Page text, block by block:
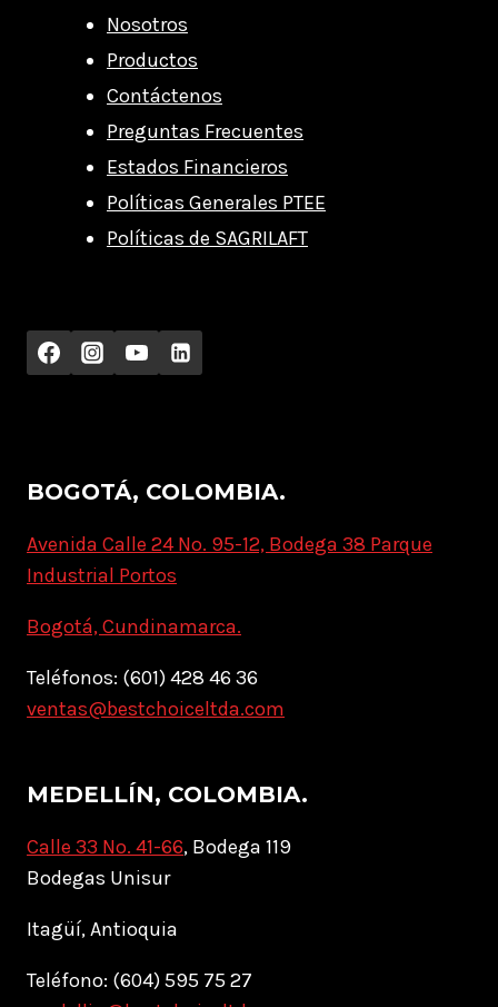
Nosotros
Productos
Contáctenos
Preguntas Frecuentes
Estados Financieros
Políticas Generales PTEE
Políticas de SAGRILAFT
BOGOTÁ, COLOMBIA.
Avenida Calle 24 No. 95-12, Bodega 38 Parque
Industrial Portos
Bogotá, Cundinamarca.
Teléfonos: (601) 428 46 36
ventas@bestchoiceltda.com
MEDELLÍN, COLOMBIA.
Calle 33 No. 41-66, Bodega 119
Bodegas Unisur
Itagüí, Antioquia
Teléfono: (604) 595 75 27